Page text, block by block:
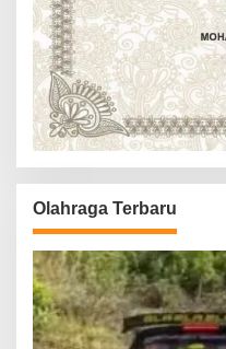
Olahraga Terbaru